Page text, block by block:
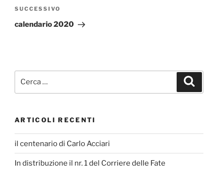
Articolo
successivo
SUCCESSIVO
calendario 2020
ARTICOLI RECENTI
il centenario di Carlo Acciari
In distribuzione il nr. 1 del Corriere delle Fate